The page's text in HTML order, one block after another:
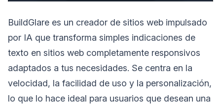
BuildGlare es un creador de sitios web impulsado
por IA que transforma simples indicaciones de
texto en sitios web completamente responsivos
adaptados a tus necesidades. Se centra en la
velocidad, la facilidad de uso y la personalización,
lo que lo hace ideal para usuarios que desean una